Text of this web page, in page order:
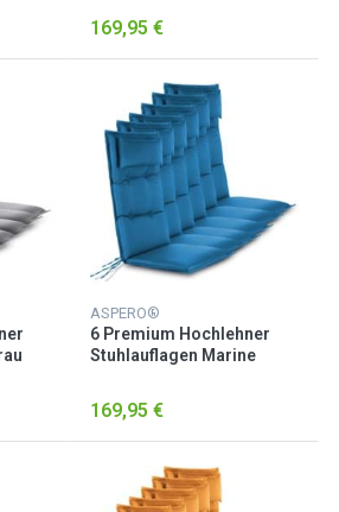
169,95 €
ASPERO®
6 Premium Hochlehner
Stuhlauflagen Marine
169,95 €